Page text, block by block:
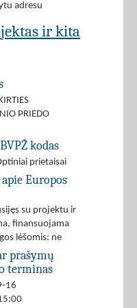
adresu
ir kita
PRIEDO
kodas
prietaisai
Europos
su projektu ir
finansuojama
lėšomis: ne
prašymų
terminas
16